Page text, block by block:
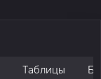
Таблицы